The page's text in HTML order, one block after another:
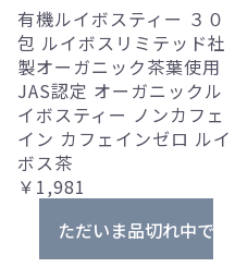
有機ルイボスティー ３０
包 ルイボスリミテッド社
製オーガニック茶葉使用
JAS認定 オーガニックル
イボスティー ノンカフェ
イン カフェインゼロ ルイ
ボス茶
￥1,981
ただいま品切れ中です。